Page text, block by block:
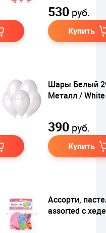
530 руб.
Купить
см
Шары Белый
Металл /
390 руб.
Купить
Ассорти,
assorted с